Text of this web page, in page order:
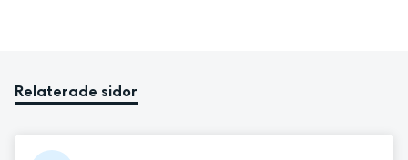
Relaterade sidor